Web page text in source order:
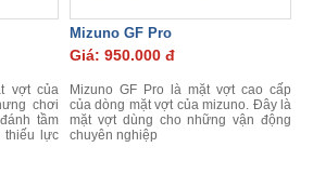
vợt của
chơi
tầm
thiếu lực
Mizuno GF Pro
Giá: 950.000 đ
Mizuno GF Pro là mặt vợt cao cấp
của dòng mặt vợt của mizuno. Đây là
mặt vợt dùng cho những vận động
chuyên nghiệp